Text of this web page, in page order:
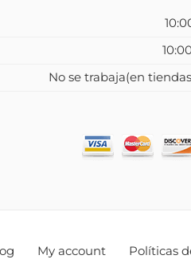
No se trabaja(en
My account Políticas